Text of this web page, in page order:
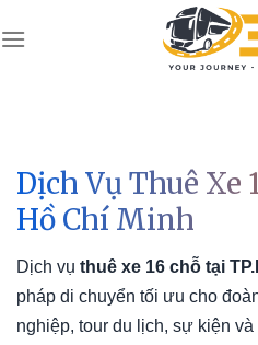
to
Dịch Vụ Thuê Xe
Hồ Chí Minh
Dịch vụ thuê xe 16 chỗ tại
pháp di chuyển tối ưu cho
nghiệp, tour du lịch, sự kiện